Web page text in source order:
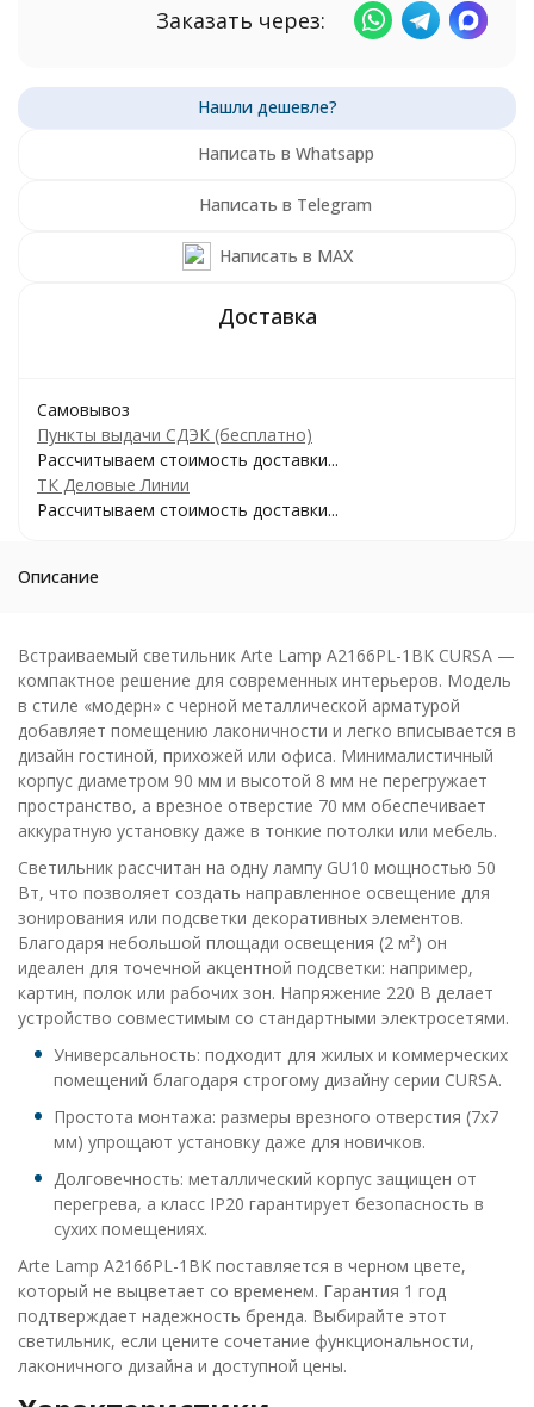
Заказать через:
Написать в Whatsapp
Написать в Telegram
Написать в MAX
Самовывоз
Пункты выдачи СДЭК (бесплатно)
Рассчитываем стоимость доставки...
ТК Деловые Линии
Рассчитываем стоимость доставки...
Описание
Встраиваемый светильник Arte Lamp A2166PL-1BK CURSA —
компактное решение для современных интерьеров. Модель
в стиле «модерн» с черной металлической арматурой
добавляет помещению лаконичности и легко вписывается в
дизайн гостиной, прихожей или офиса. Минималистичный
корпус диаметром 90 мм и высотой 8 мм не перегружает
пространство, а врезное отверстие 70 мм обеспечивает
аккуратную установку даже в тонкие потолки или мебель.
Светильник рассчитан на одну лампу GU10 мощностью 50
Вт, что позволяет создать направленное освещение для
зонирования или подсветки декоративных элементов.
Благодаря небольшой площади освещения (2 м²) он
идеален для точечной акцентной подсветки: например,
картин, полок или рабочих зон. Напряжение 220 В делает
устройство совместимым со стандартными электросетями.
Универсальность: подходит для жилых и коммерческих
помещений благодаря строгому дизайну серии CURSA.
Простота монтажа: размеры врезного отверстия (7х7
мм) упрощают установку даже для новичков.
Долговечность: металлический корпус защищен от
перегрева, а класс IP20 гарантирует безопасность в
сухих помещениях.
Arte Lamp A2166PL-1BK поставляется в черном цвете,
который не выцветает со временем. Гарантия 1 год
подтверждает надежность бренда. Выбирайте этот
светильник, если цените сочетание функциональности,
лаконичного дизайна и доступной цены.